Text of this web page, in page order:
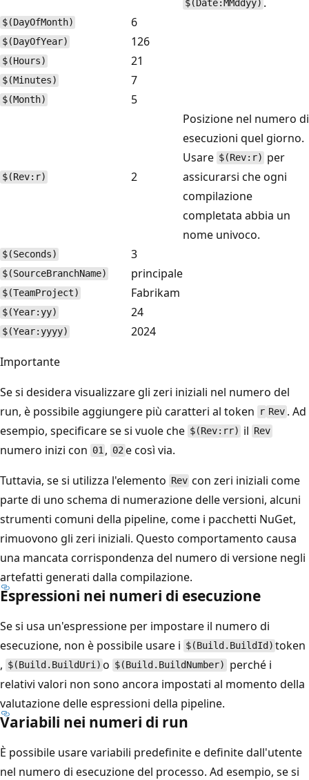
$(Date:MMddyy)
$(DayOfMonth) 6
$(DayOfYear) 126
$(Hours) 21
$(Minutes) 7
$(Month) 5
$(Rev:r) 2
Posizione nel numero di
esecuzioni quel giorno.
Usare $(Rev:r) per
assicurarsi che ogni
compilazione
completata abbia un
nome univoco.
$(Seconds) 3
$(SourceBranchName) principale
$(TeamProject) Fabrikam
$(Year:yy) 24
$(Year:yyyy)
2024
Importante
Se si desidera visualizzare gli zeri iniziali nel numero del
run, è possibile aggiungere più caratteri al token
r Rev. Ad
esempio, specificare se si vuole che $(Rev:rr) il Rev
numero inizi con 01 , 02e così via.
Tuttavia, se si utilizza l'elemento Rev con zeri iniziali come
parte di uno schema di numerazione delle versioni, alcuni
strumenti comuni della pipeline, come i pacchetti NuGet,
rimuovono gli zeri iniziali. Questo comportamento causa
una mancata corrispondenza del numero di versione negli
artefatti generati dalla compilazione.
Espressioni nei numeri di esecuzione
Se si usa un'espressione per impostare il numero di
esecuzione, non è possibile usare i $(Build.BuildId) token
, $(Build.BuildUri) o $(Build.BuildNumber)
perché i
relativi valori non sono ancora impostati al momento della
valutazione delle espressioni della pipeline.
Variabili nei numeri di run
È possibile usare variabili predefinite e definite dall'utente
nel numero di esecuzione del processo. Ad esempio, se si